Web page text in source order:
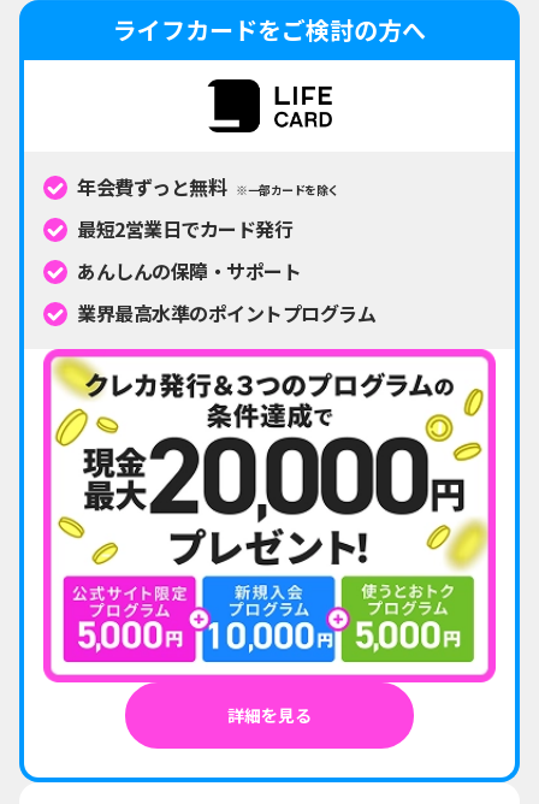
ライフカードをご検討の方へ
年会費ずっと無料 ※一部カードを除く
最短2営業日でカード発行
あんしんの保障・サポート
業界最高水準のポイントプログラム
詳細を見る